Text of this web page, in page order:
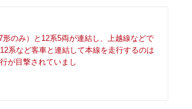
のみ）と12系5両が連結し、上越線などで
系など客車と連結して本線を走行するのは
が目撃されていまし